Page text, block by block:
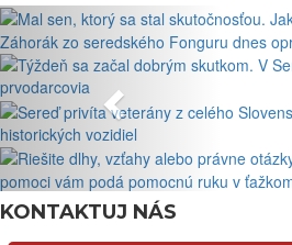
Záhorák zo seredského Fonguru dnes
prvodarcovia
historických vozidiel
pomoci vám podá pomocnú ruku v
KONTAKTUJ NÁS